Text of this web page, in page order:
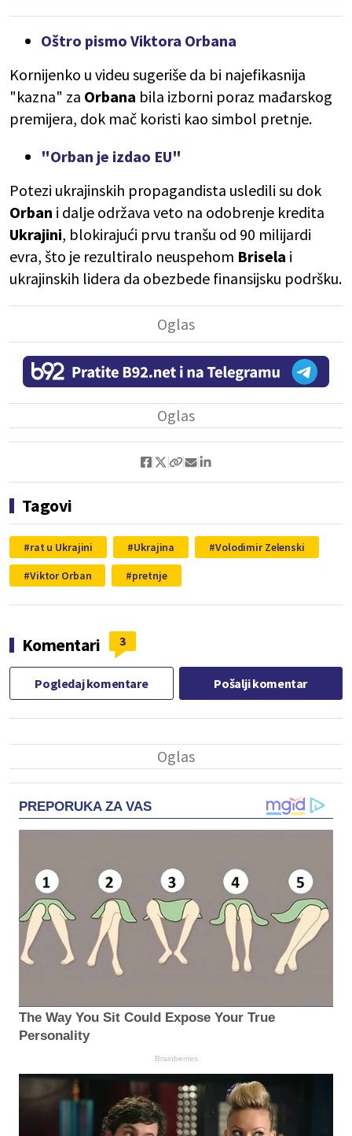
Oštro pismo Viktora Orbana
Kornijenko u videu sugeriše da bi najefikasnija
"kazna" za Orbana bila izborni poraz mađarskog
premijera, dok mač koristi kao simbol pretnje.
"Orban je izdao EU"
Potezi ukrajinskih propagandista usledili su dok
Orban i dalje održava veto na odobrenje kredita
Ukrajini, blokirajući prvu tranšu od 90 milijardi
evra, što je rezultiralo neuspehom Brisela i
ukrajinskih lidera da obezbede finansijsku podršku.
Tagovi
rat u Ukrajini Ukrajina
Volodimir Zelenski
Viktor Orban
pretnje
Komentari 3
Pogledaj komentare Pošalji komentar
PREPORUKA ZA VAS
The Way You Sit Could Expose Your True
Personality
Brainberries